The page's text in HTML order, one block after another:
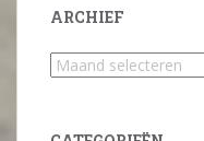
ARCHIEF
Archief